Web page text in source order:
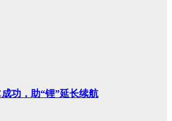
功，助“锂”延长续航